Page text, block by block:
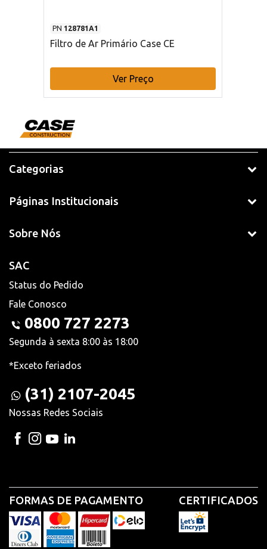
PN 128781A1
Filtro de Ar Primário Case CE
Ver Preço
Categorias
Páginas Institucionais
Sobre Nós
SAC
Status do Pedido
Fale Conosco
0800 727 2273
Segunda à sexta 8:00 às 18:00
*Exceto feriados
(31) 2107-2045
Nossas Redes Sociais
FORMAS DE PAGAMENTO CERTIFICADOS